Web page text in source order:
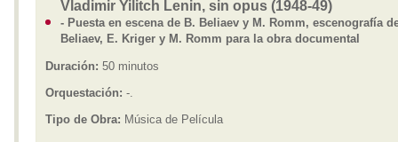
Vladimir Yilitch Lenin, sin opus (1948-49)
- Puesta en escena de B. Beliaev y M. Romm, escenografía
Beliaev, E. Kriger y M. Romm para la obra documental
Duración: 50 minutos
Orquestación: -.
Tipo de Obra: Música de Película